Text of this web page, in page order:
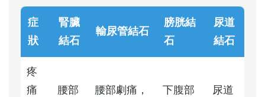
症
狀
腎臟
結石
輸尿管結石
膀胱結
石
尿道
結石
疼
痛
腰部
腰部劇痛，
下腹部
尿道